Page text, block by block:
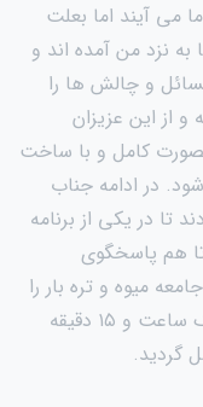
می آیند اما بعلت
نزد من آمده اند و
مسائل و چالش ها را
از این عزیزان
بصورت کامل و با ساخت
در ادامه جناب
تا در یکی از برنامه
هم پاسخگوی
میوه و تره بار را
به گوش مسئولین برسانند جلسه بمدت یک ساعت و ۱۵ دقیقه
گردید.